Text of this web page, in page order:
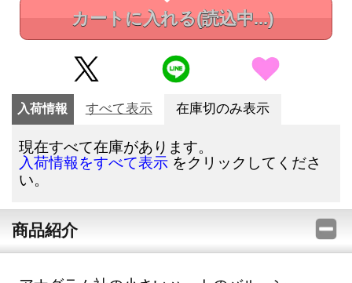
カートに入れる(読込中...)
入荷情報 すべて表示 在庫切のみ表示
現在すべて在庫があります。
入荷情報をすべて表示 をクリックしてくださ
い。
商品紹介